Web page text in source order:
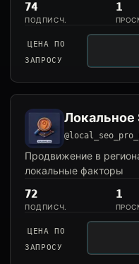
74
ПОДПИСЧ.
1
ЦЕНА ПО
ЗАПРОСУ
Локальное
Продвижение в
локальные факторы
72
ПОДПИСЧ.
1
ЦЕНА ПО
ЗАПРОСУ